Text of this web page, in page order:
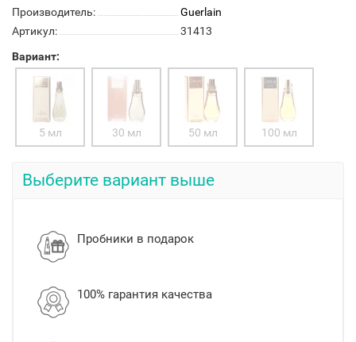
Производитель:
Guerlain
Артикул:
31413
Вариант:
5 мл 30 мл 50 мл 100 мл
Выберите вариант выше
Пробники в подарок
100% гарантия качества